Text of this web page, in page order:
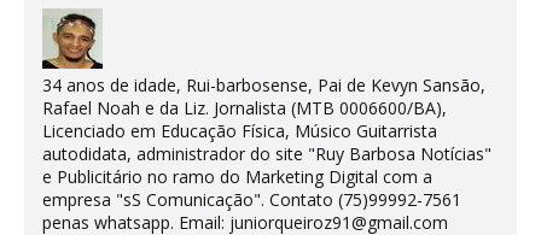
34 anos de idade, Rui-barbosense, Pai de Kevyn Sansão,
Rafael Noah e da Liz. Jornalista (MTB 0006600/BA),
Licenciado em Educação Física, Músico Guitarrista
autodidata, administrador do site "Ruy Barbosa Notícias"
e Publicitário no ramo do Marketing Digital com a
empresa "sS Comunicação". Contato (75)99992-7561
penas whatsapp. Email: juniorqueiroz91@gmail.com